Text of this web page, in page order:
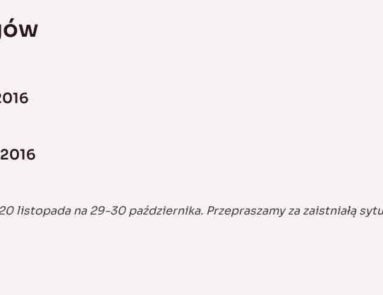
listopada na 29-30 października. Przepraszamy za zaistniałą